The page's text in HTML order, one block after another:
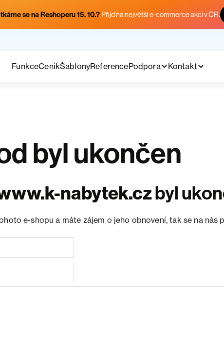
se na Reshoperu 15. 10.? Přijď na největší e-commerce akci v ČR.
FunkceCeníkŠablonyReferencePodpora Kontakt
byl ukončen
nabytek.czbyl
e-shopu a máte zájem o jeho obnovení, tak se na nás